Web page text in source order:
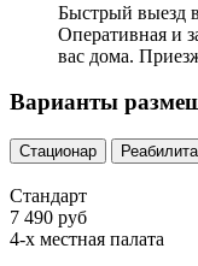
Быстрый выезд
Оперативная и
вас дома.
Варианты
Стационар
Стандарт
7 490 руб
4-х местная палата